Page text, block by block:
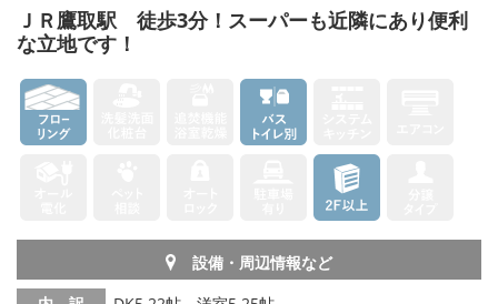
ＪＲ鷹取駅 徒歩3分！スーパーも近隣にあり便利
な立地です！
設備・周辺情報など